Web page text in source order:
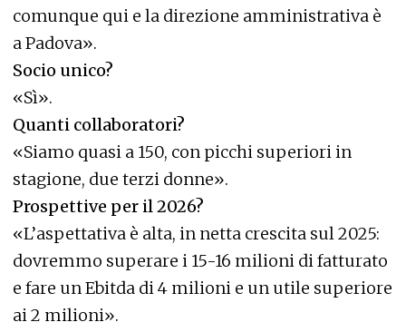
comunque qui e la direzione amministrativa è
a Padova».
Socio unico?
«Sì».
Quanti collaboratori?
«Siamo quasi a 150, con picchi superiori in
stagione, due terzi donne».
Prospettive per il 2026?
«L’aspettativa è alta, in netta crescita sul 2025:
dovremmo superare i 15-16 milioni di fatturato
e fare un Ebitda di 4 milioni e un utile superiore
ai 2 milioni».